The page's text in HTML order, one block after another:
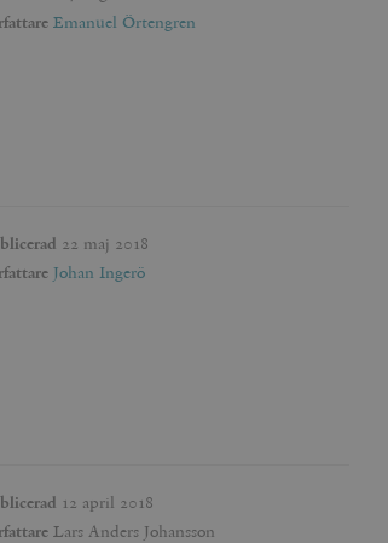
Emanuel Örtengren
22 maj 2018
Johan Ingerö
12 april 2018
Lars Anders Johansson